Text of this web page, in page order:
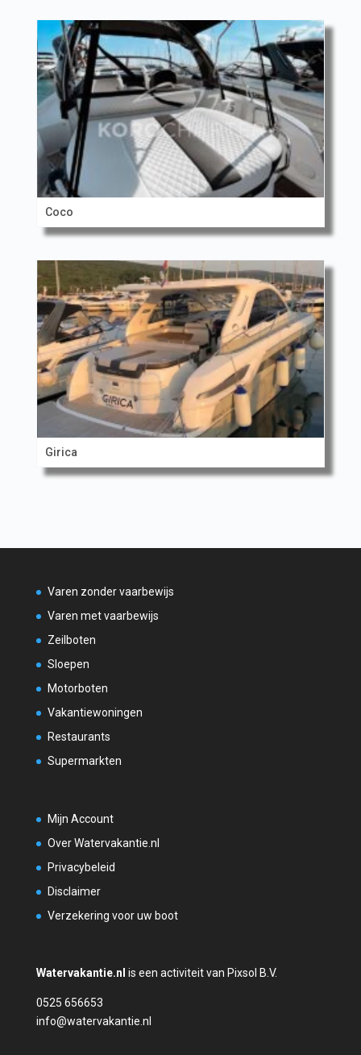
Coco
Girica
Varen zonder vaarbewijs
Varen met vaarbewijs
Zeilboten
Sloepen
Motorboten
Vakantiewoningen
Restaurants
Supermarkten
Mijn Account
Over Watervakantie.nl
Privacybeleid
Disclaimer
Verzekering voor uw boot
Watervakantie.nl is een activiteit van Pixsol B.V.
0525 656653
info@watervakantie.nl